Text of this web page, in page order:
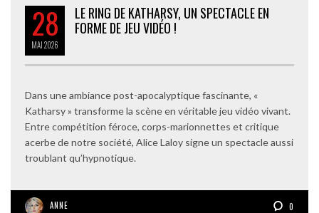
28
MAI2026
LE RING DE KATHARSY, UN SPECTACLE EN
FORME DE JEU VIDÉO !
Dans une ambiance post-apocalyptique fascinante, «
Katharsy » transforme la scène en véritable jeu vidéo vivant.
Entre compétition féroce, corps-marionnettes et critique
acerbe de notre société, Alice Laloy signe un spectacle aussi
troublant qu’hypnotique.
ANNE 0